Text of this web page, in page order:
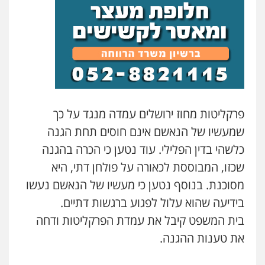
אסף כרמונה – עורך דין פלילי
פלילי פשיעה חמורה כלכלי
וחקירות
0522540777
עו"ד דניאל דרוביצקי
פלילי משפחה צבאי
שחר מנדלמן, שלומציון גבאי מנדלמן
– משרד עורכי דין
התמחות בייצוג בעבירות מין
0505522334
עו"ד עמית רוזנצויג
משפט פלילי דיני תעבורה
0532700200
פרקליטות מחוז ירושלים עמדה מנגד על כך
שמעשיו של הנאשם אינם חוסים תחת הגנה
כלשהי בדין הפלילי. עוד נטען כי הכרה בהגנה
שכזו, המבוססת לכאורה על פולחן דתי, היא
מסוכנת. בנוסף נטען כי מעשיו של הנאשם נעשו
בידיעה שהוא עלול לפגוע ברגשות דתיים.
בית המשפט קיבל את עמדת הפרקליטות ודחה
את טענות ההגנה.